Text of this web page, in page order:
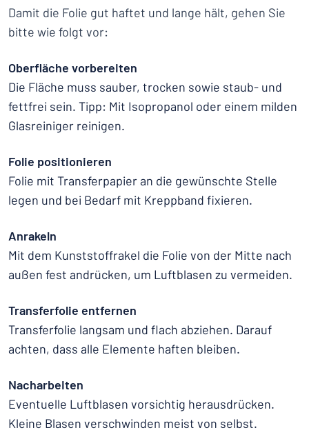
Damit die Folie gut haftet und lange hält, gehen Sie
bitte wie folgt vor:
Oberfläche vorbereiten
Die Fläche muss sauber, trocken sowie staub- und
fettfrei sein. Tipp: Mit Isopropanol oder einem milden
Glasreiniger reinigen.
Folie positionieren
Folie mit Transferpapier an die gewünschte Stelle
legen und bei Bedarf mit Kreppband fixieren.
Anrakeln
Mit dem Kunststoffrakel die Folie von der Mitte nach
außen fest andrücken, um Luftblasen zu vermeiden.
Transferfolie entfernen
Transferfolie langsam und flach abziehen. Darauf
achten, dass alle Elemente haften bleiben.
Nacharbeiten
Eventuelle Luftblasen vorsichtig herausdrücken.
Kleine Blasen verschwinden meist von selbst.